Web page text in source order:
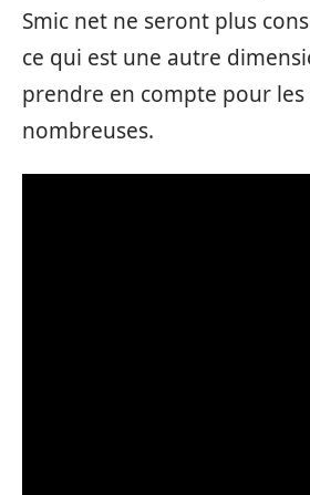
Smic net ne seront plus
ce qui est une autre
prendre en compte pour
nombreuses.